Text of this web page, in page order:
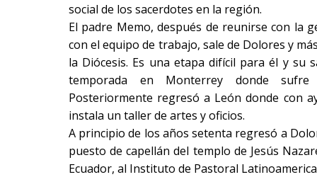
social de los sacerdotes en la región.
El padre Memo, después de reunirse con la
con el equipo de trabajo, sale de Dolores y
la Diócesis. Es una etapa difícil para él y su
temporada en Monterrey donde sufre
Posteriormente regresó a León donde con
instala un taller de artes y oficios.
A principio de los años setenta regresó a
puesto de capellán del templo de Jesús
Ecuador, al Instituto de Pastoral